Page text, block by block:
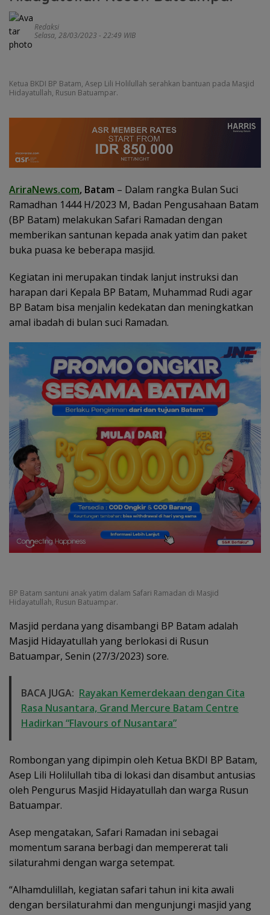
Redaksi
Selasa, 28/03/2023 - 22:49 WIB
Ketua BKDI BP Batam, Asep Lili Holilullah serahkan bantuan pada Masjid
Hidayatullah, Rusun Batuampar.
AriraNews.com, Batam – Dalam rangka Bulan Suci
Ramadhan 1444 H/2023 M, Badan Pengusahaan Batam
(BP Batam) melakukan Safari Ramadan dengan
memberikan santunan kepada anak yatim dan paket
buka puasa ke beberapa masjid.
Kegiatan ini merupakan tindak lanjut instruksi dan
harapan dari Kepala BP Batam, Muhammad Rudi agar
BP Batam bisa menjalin kedekatan dan meningkatkan
amal ibadah di bulan suci Ramadan.
BP Batam santuni anak yatim dalam Safari Ramadan di Masjid
Hidayatullah, Rusun Batuampar.
Masjid perdana yang disambangi BP Batam adalah
Masjid Hidayatullah yang berlokasi di Rusun
Batuampar, Senin (27/3/2023) sore.
BACA JUGA: Rayakan Kemerdekaan dengan Cita
Rasa Nusantara, Grand Mercure Batam Centre
Hadirkan “Flavours of Nusantara”
Rombongan yang dipimpin oleh Ketua BKDI BP Batam,
Asep Lili Holilullah tiba di lokasi dan disambut antusias
oleh Pengurus Masjid Hidayatullah dan warga Rusun
Batuampar.
Asep mengatakan, Safari Ramadan ini sebagai
momentum sarana berbagi dan mempererat tali
silaturahmi dengan warga setempat.
“Alhamdulillah, kegiatan safari tahun ini kita awali
dengan bersilaturahmi dan mengunjungi masjid yang